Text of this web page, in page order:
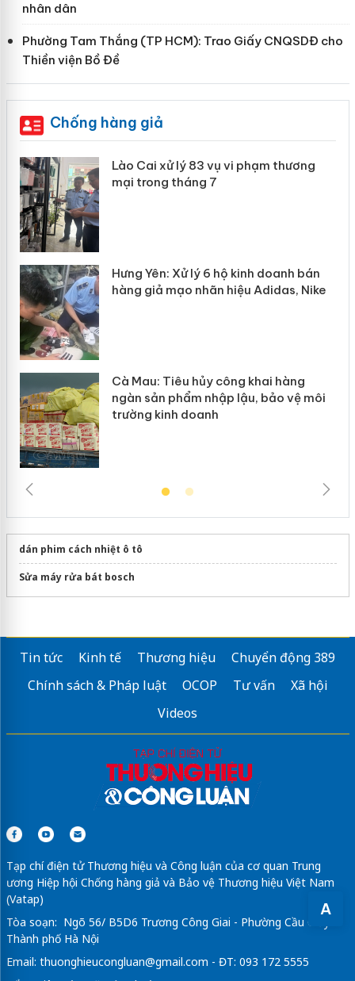
A
nhân dân
Phường Tam Thắng (TP HCM): Trao Giấy CNQSDĐ cho
Thiền viện Bồ Đề
Chống hàng giả
Lào Cai xử lý 83 vụ vi phạm thương
mại trong tháng 7
Hưng Yên: Xử lý 6 hộ kinh doanh bán
hàng giả mạo nhãn hiệu Adidas, Nike
Cà Mau: Tiêu hủy công khai hàng
ngàn sản phẩm nhập lậu, bảo vệ môi
trường kinh doanh
dán phim cách nhiệt ô tô
Sửa máy rửa bát bosch
Tin tức Kinh tế Thương hiệu
Chuyển động 389
Chính sách & Pháp luật
OCOP Tư vấn
Xã hội
Videos
Tạp chí điện tử Thương hiệu và Công luận của cơ quan Trung
ương Hiệp hội Chống hàng giả và Bảo vệ Thương hiệu Việt Nam
(Vatap)
Tòa soạn: Ngõ 56/ B5D6 Trương Công Giai - Phường Cầu Giấy -
Thành phố Hà Nội
Email: thuonghieucongluan@gmail.com - ĐT: 093 172 5555